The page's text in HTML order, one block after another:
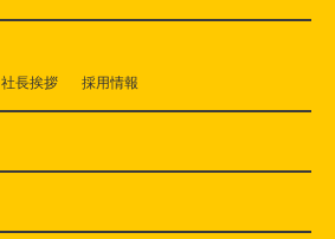
社長挨拶 採用情報